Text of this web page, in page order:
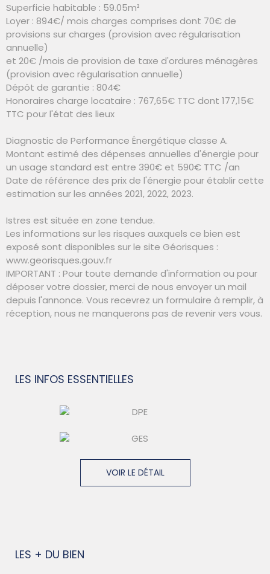
Superficie habitable : 59.05m²
Loyer : 894€/ mois charges comprises dont 70€ de
provisions sur charges (provision avec régularisation
annuelle)
et 20€ /mois de provision de taxe d'ordures ménagères
(provision avec régularisation annuelle)
Dépôt de garantie : 804€
Honoraires charge locataire : 767,65€ TTC dont 177,15€
TTC pour l'état des lieux
Diagnostic de Performance Énergétique classe A.
Montant estimé des dépenses annuelles d'énergie pour
un usage standard est entre 390€ et 590€ TTC /an
Date de référence des prix de l'énergie pour établir cette
estimation sur les années 2021, 2022, 2023.
Istres est située en zone tendue.
Les informations sur les risques auxquels ce bien est
exposé sont disponibles sur le site Géorisques :
www.georisques.gouv.fr
IMPORTANT : Pour toute demande d'information ou pour
déposer votre dossier, merci de nous envoyer un mail
depuis l'annonce. Vous recevrez un formulaire à remplir, à
réception, nous ne manquerons pas de revenir vers vous.
LES INFOS ESSENTIELLES
VOIR LE DÉTAIL
LES + DU BIEN